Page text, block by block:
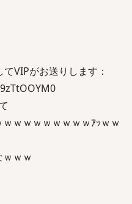
VIPがお送りします：
ｗｗｗｗｗｗｗｗｱｯｗｗ
ｗｗ